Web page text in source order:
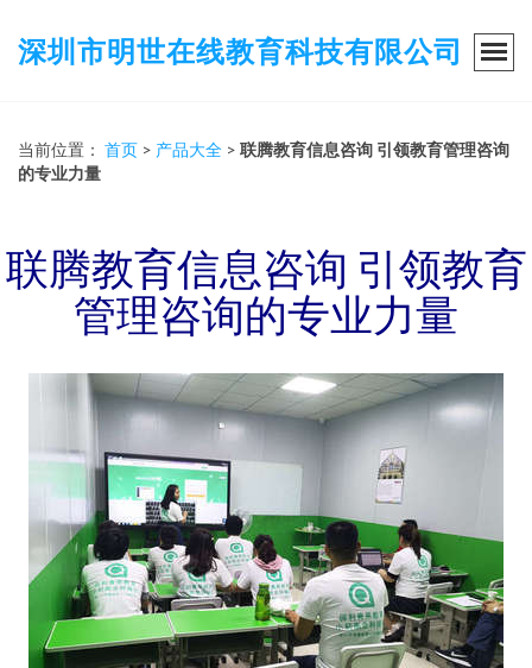
深圳市明世在线教育科技有限公司
当前位置： 首页 > 产品大全 > 联腾教育信息咨询 引领教育管理咨询
的专业力量
联腾教育信息咨询 引领教育
管理咨询的专业力量